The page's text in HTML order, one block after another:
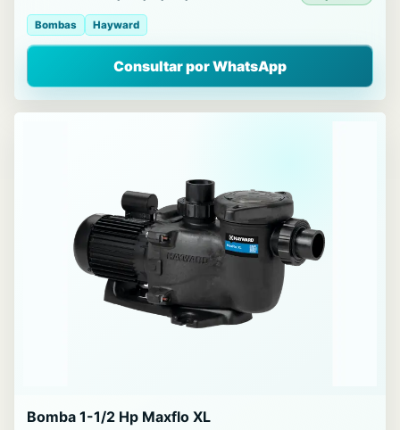
Bombas Hayward
Consultar por WhatsApp
Bomba 1-1/2 Hp Maxflo XL